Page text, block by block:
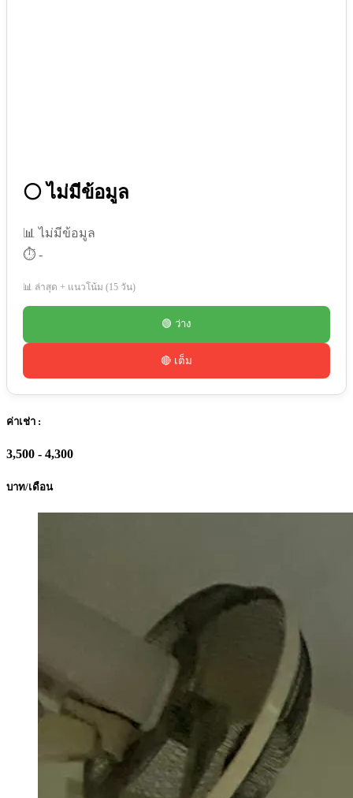
⚪ ไม่มีข้อมูล
📊 ไม่มีข้อมูล
⏱️ -
📊 ล่าสุด + แนวโน้ม (15 วัน)
🟢 ว่าง
🔴 เต็ม
ค่าเช่า :
3,500 - 4,300
บาท/เดือน